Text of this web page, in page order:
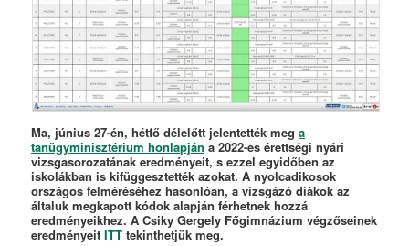
Ma, június 27-én, hétfő délelőtt jelentették mega
tanügyminisztérium honlapján a 2022-es érettségi nyári
vizsgasorozatának eredményeit, s ezzel egyidőben az
iskolákban is kifüggesztették azokat. A nyolcadikosok
országos felméréséhez hasonlóan, a vizsgázó diákok az
általuk megkapott kódok alapján férhetnek hozzá
eredményeikhez. A Csiky Gergely Főgimnázium végzőseinek
eredményeitITT tekinthetjük meg.